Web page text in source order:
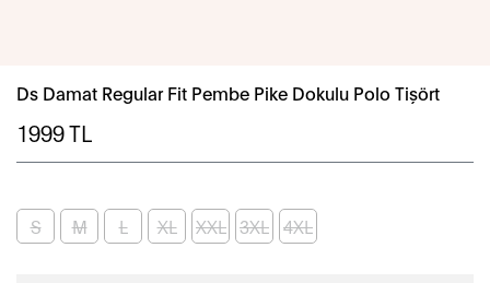
Ds Damat Regular Fit Pembe Pike Dokulu Polo Tişört
1999TL
S M L XL XXL 3XL 4XL